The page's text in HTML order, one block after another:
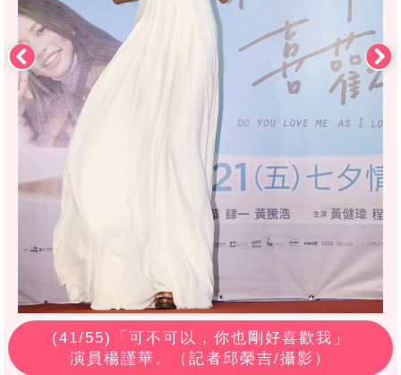
(41/55)「可不可以，你也剛好喜歡我」
演員楊謹華。（記者邱榮吉/攝影）